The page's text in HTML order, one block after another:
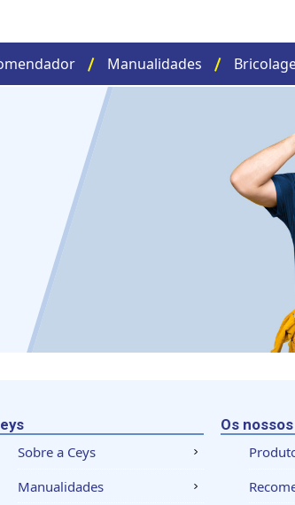
Manualidades
Sobre a Ceys
Manualidades
Os